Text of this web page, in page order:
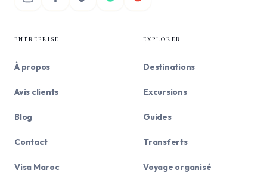
ENTREPRISE
À propos
Avis clients
Blog
Contact
Visa Maroc
EXPLORER
Destinations
Excursions
Guides
Transferts
Voyage organisé